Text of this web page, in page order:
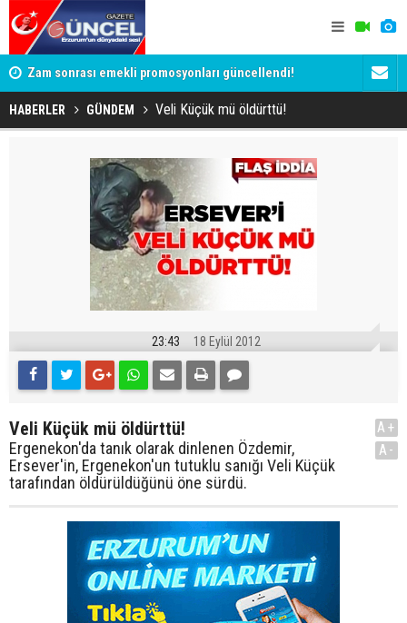
Zam sonrası emekli promosyonları güncellendi!
Ödemeler 32 bin TL'ye kadar çıkıyor
Salah
HABERLER GÜNDEM Veli Küçük mü öldürttü!
23:43 18 Eylül 2012
Veli Küçük mü öldürttü!
Ergenekon'da tanık olarak dinlenen Özdemir,
Ersever'in, Ergenekon'un tutuklu sanığı Veli Küçük
tarafından öldürüldüğünü öne sürdü.
A+
A-